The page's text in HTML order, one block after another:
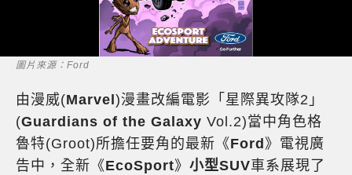
圖片來源：Ford
由漫威(Marvel )漫畫改編電影「星際異攻隊2」
(Guardians of the Galaxy Vol.2)當中角色格
魯特(Groot)所擔任要角的最新《Ford 》電視廣
告中，全新《EcoSport》 小型SUV車系展現了